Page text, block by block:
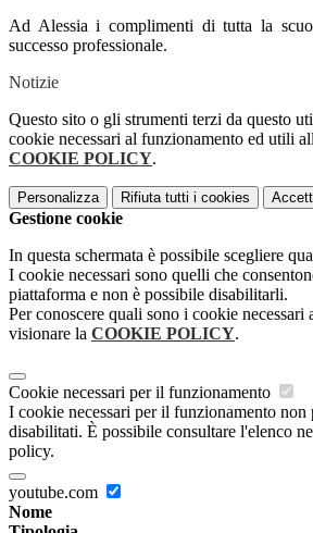
Ad Alessia i complimenti di tutta la
successo professionale.
Notizie
Questo sito o gli strumenti terzi da questo
cookie necessari al funzionamento ed utili
COOKIE POLICY.
Personalizza Rifiuta tutti i cookies
Gestione cookie
In questa schermata è possibile scegliere
I cookie necessari sono quelli che
piattaforma e non è possibile disabilitarli.
Per conoscere quali sono i cookie necessari
visionare la COOKIE POLICY.
Cookie necessari per il funzionamento
I cookie necessari per il funzionamento non
disabilitati. È possibile consultare l'elenco
policy.
youtube.com
Nome